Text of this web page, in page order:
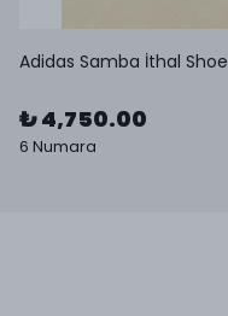
Adidas Samba İthal Shoe
₺ 4,750.00
6 Numara